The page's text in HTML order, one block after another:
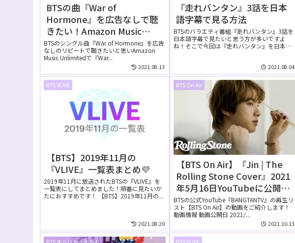
BTSの曲『War of
Hormone』を広告なしで聴
きたい！Amazon Music
Unlimitedの無料お試しでリ
ピートして聴ける？
BTSのシングル曲『War of Hormone』を広告
なしのリピートで聴きたいと思いAmazon
Music Unlimitedで『War...
2021.08.13
『走れバンタン』3話を日本
語字幕で見る方法
BTSのバラエティ番組『走れバンタン』3話を
日本語字幕で見たいと思う方が多いですよ
ね！そこで今回は『走れバンタン』を日本語
2021.08.04
BTS VLIVE
【BTS】2019年11月の
『VLIVE』一覧表まとめ💜
2019年11月に放送されたBTSの『VLIVE』を
一覧表にしてまとめました！順番に見たいか
たにおすすめです！ 【BTS】2019年11月の...
2021.08.20
BTS On Air
【BTS On Air】『Jin | The
Rolling Stone Cover』2021
年5月16日YouTubeに公開さ
れた【動画】
BTSの公式YouTube『BANGTANTV』の再生リ
スト【BTS On Air】の動画をご紹介します！
動画情報 動画公開日 2021/...
2021.10.13